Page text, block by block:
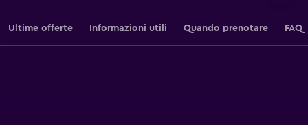
Ultime offerte Informazioni utili Quando prenotare FAQ